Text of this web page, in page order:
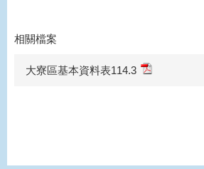
相關檔案
大寮區基本資料表114.3